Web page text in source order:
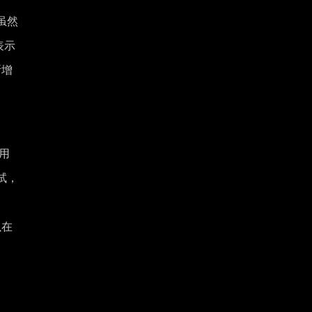
然
示
，